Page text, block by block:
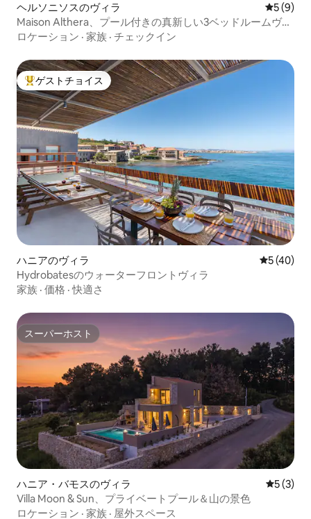
ヘルソニソスのヴィラ レビュー
5 (9)
Maison Althera、プール付きの真新しい3ベッドルームヴィ
ラ
ロケーション · 家族 · チェックイン
大好評のゲストチョイスです。
ゲストチョイス
ハニアのヴィラ レビュー
5 (40)
Hydrobatesのウォーターフロントヴィラ
家族 · 価格 ·快適さ
スーパーホスト
スーパーホスト
ハニア・バモスのヴィラ レビュー
5 (3)
Villa Moon & Sun、プライベートプール＆山の景色
ロケーション · 家族 · 屋外スペース